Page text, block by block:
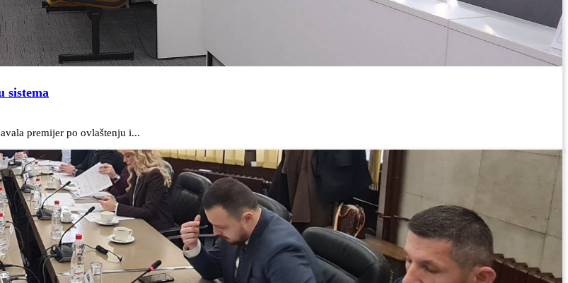
sistema
premijer po ovlaštenju i...